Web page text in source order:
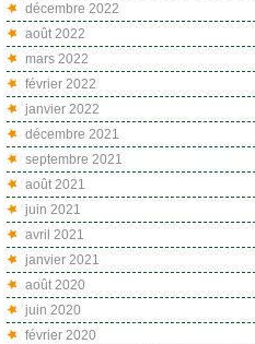
décembre 2022
août 2022
mars 2022
février 2022
janvier 2022
décembre 2021
septembre 2021
août 2021
juin 2021
avril 2021
janvier 2021
août 2020
juin 2020
février 2020